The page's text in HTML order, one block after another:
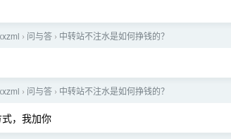
› 问与答 › 中转站不注水是如何挣钱的？
› 问与答 › 中转站不注水是如何挣钱的？
，我加你